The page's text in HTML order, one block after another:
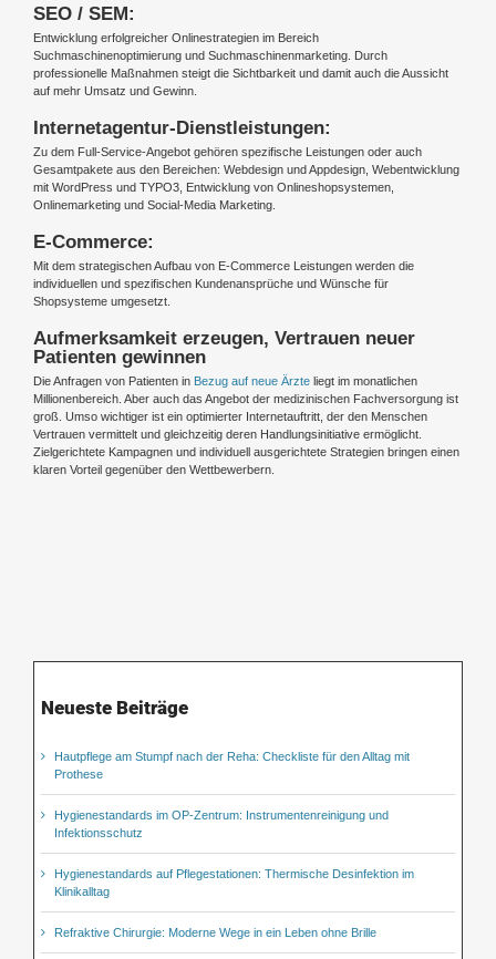
SEO / SEM:
Entwicklung erfolgreicher Onlinestrategien im Bereich
Suchmaschinenoptimierung und Suchmaschinenmarketing. Durch
professionelle Maßnahmen steigt die Sichtbarkeit und damit auch die Aussicht
auf mehr Umsatz und Gewinn.
Internetagentur-Dienstleistungen:
Zu dem Full-Service-Angebot gehören spezifische Leistungen oder auch
Gesamtpakete aus den Bereichen: Webdesign und Appdesign, Webentwicklung
mit WordPress und TYPO3, Entwicklung von Onlineshopsystemen,
Onlinemarketing und Social-Media Marketing.
E-Commerce:
Mit dem strategischen Aufbau von E-Commerce Leistungen werden die
individuellen und spezifischen Kundenansprüche und Wünsche für
Shopsysteme umgesetzt.
Aufmerksamkeit erzeugen, Vertrauen neuer
Patienten gewinnen
Die Anfragen von Patienten in Bezug auf neue Ärzte liegt im monatlichen
Millionenbereich. Aber auch das Angebot der medizinischen Fachversorgung ist
groß. Umso wichtiger ist ein optimierter Internetauftritt, der den Menschen
Vertrauen vermittelt und gleichzeitig deren Handlungsinitiative ermöglicht.
Zielgerichtete Kampagnen und individuell ausgerichtete Strategien bringen einen
klaren Vorteil gegenüber den Wettbewerbern.
Neueste Beiträge
Hautpflege am Stumpf nach der Reha: Checkliste für den Alltag mit
Prothese
Hygienestandards im OP-Zentrum: Instrumentenreinigung und
Infektionsschutz
Hygienestandards auf Pflegestationen: Thermische Desinfektion im
Klinikalltag
Refraktive Chirurgie: Moderne Wege in ein Leben ohne Brille